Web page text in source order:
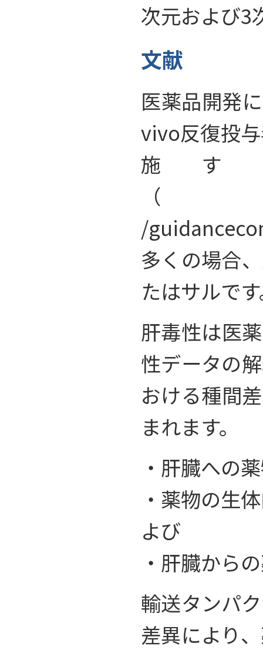
次元および3
文献
医薬品開発
vivo反復投
施す
（
/
多くの場合
たはサルで
肝毒性は医
性データの
おける種間
まれます。
・肝臓への
・薬物の生
よび
・肝臓から
輸送タンパ
差異により